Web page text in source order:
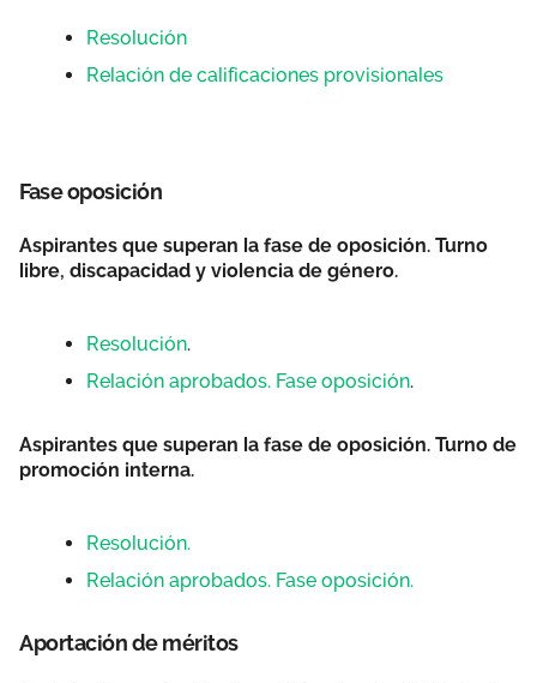
Resolución
Relación de calificaciones provisionales
Fase oposición
Aspirantes que superan la fase de oposición. Turno
libre, discapacidad y violencia de género.
Resolución.
Relación aprobados. Fase oposición.
Aspirantes que superan la fase de oposición. Turno de
promoción interna.
Resolución.
Relación aprobados. Fase oposición.
Aportación de méritos